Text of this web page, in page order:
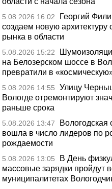
5.08.2026 16:02
Георгий
создаем новую архитектуру
рынка в области
5.08.2026 15:22
на Белозерском шоссе в
превратили в
5.08.2026 14:55
Улицу
Вологде отремонтируют
раньше срока
5.08.2026 13:47
Вологодская
вошла в число лидеров по
рождаемости
5.08.2026 13:05
В День
массовые зарядки пройдут
муниципалитетах